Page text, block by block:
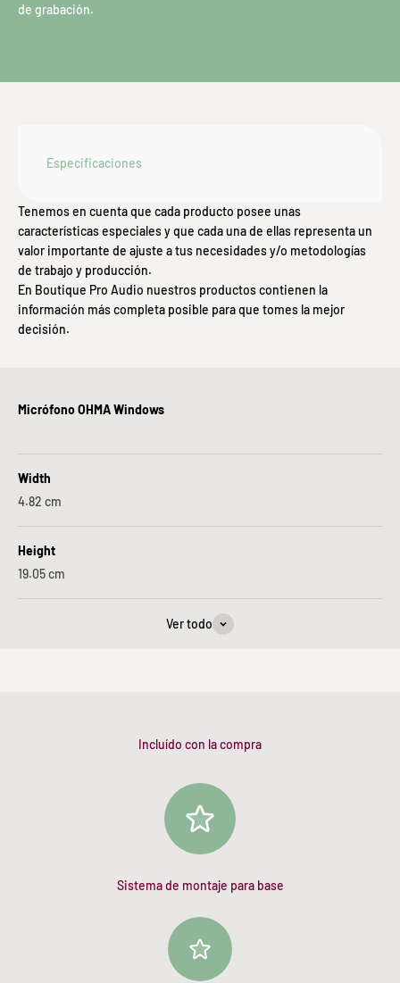
de grabación.
Especificaciones
Tenemos en cuenta que cada producto posee unas
características especiales y que cada una de ellas representa un
valor importante de ajuste a tus necesidades y/o metodologías
de trabajo y producción.
En Boutique Pro Audio nuestros productos contienen la
información más completa posible para que tomes la mejor
decisión.
Micrófono OHMA Windows
Width
4.82 cm
Height
19.05cm
Ver todo
Incluído con la compra
Sistema de montaje para base